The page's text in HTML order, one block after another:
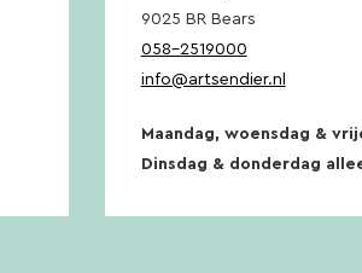
9025 BR Bears
058-2519000
info@artsendier.nl
Maandag, woensdag &
Dinsdag & donderdag